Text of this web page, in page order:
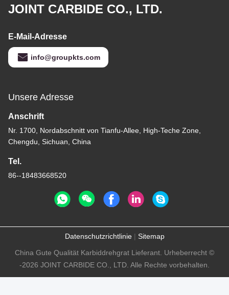
JOINT CARBIDE CO., LTD.
E-Mail-Adresse
info@groupkts.com
Unsere Adresse
Anschrift
Nr. 1700, Nordabschnitt von Tianfu-Allee, High-Teche Zone,
Chengdu, Sichuan, China
Tel.
86--18483668520
Datenschutzrichtlinie| Sitemap
China Gute Qualität Karbiddrehgrat Lieferant. Urheberrecht ©
-2026 JOINT CARBIDE CO., LTD. Alle Rechte vorbehalten.